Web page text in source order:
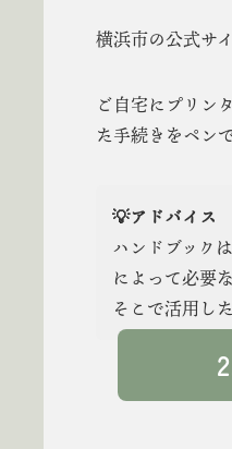
横浜市の公式サ
ご自宅にプリン
た手続きをペン
💡アドバイス
ハンドブック
によって必要
そこで活用し